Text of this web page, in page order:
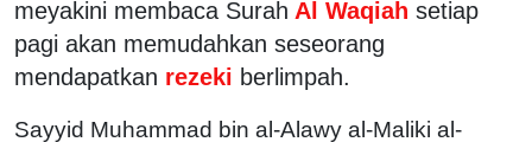
meyakini membaca Surah Al Waqiah setiap
pagi akan memudahkan seseorang
mendapatkan rezeki berlimpah.
Sayyid Muhammad bin al-Alawy al-Maliki al-